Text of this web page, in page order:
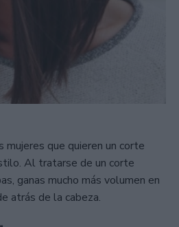
mujeres que quieren un corte
Al tratarse de un corte
ganas mucho más volumen en
atrás de la cabeza.